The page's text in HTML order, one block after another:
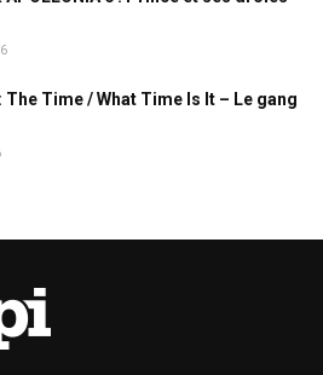
The Time / What Time Is It – Le gang